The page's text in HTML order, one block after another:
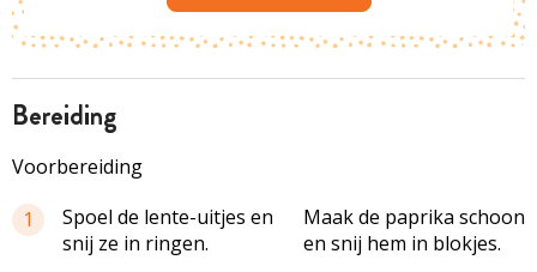
bereiding
Voorbereiding
1
Spoel de lente-uitjes en
snij ze in ringen.
Maak de paprika schoon
en snij hem in blokjes.